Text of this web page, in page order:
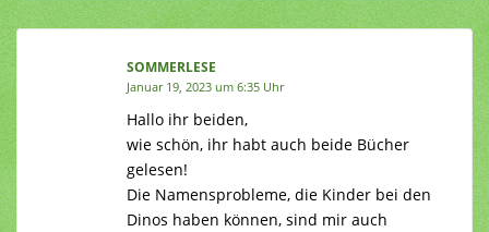
SOMMERLESE
Januar 19, 2023 um 6:35 Uhr
Hallo ihr beiden,
wie schön, ihr habt auch beide Bücher
gelesen!
Die Namensprobleme, die Kinder bei den
Dinos haben können, sind mir auch